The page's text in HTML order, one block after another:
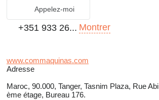
Appelez-moi
+351 933 26... Montrer
www.commaquinas.com
Adresse
Maroc, 90.000, Tanger, Tasnim Plaza, Rue
ème étage, Bureau 176.